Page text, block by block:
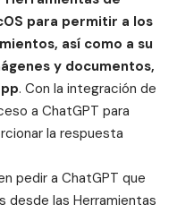
para permitir a los
así como a su
y documentos,
. Con la integración de
a ChatGPT para
la respuesta
pedir a ChatGPT que
desde las Herramientas